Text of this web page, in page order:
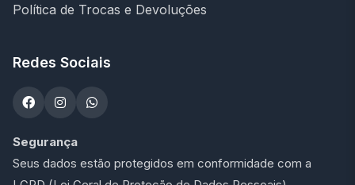
Política de Trocas e Devoluções
Redes Sociais
Segurança
Seus dados estão protegidos em conformidade com a